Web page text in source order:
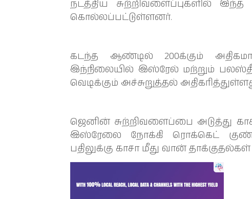
நடத்திய சுற்றிவளைப்புகளில்
கொல்லப்பட்டுள்ளனர்.
கடந்த ஆண்டில் 200க்கும்
இந்நிலையில் இஸ்ரேல் மற்றும்
வெடிக்கும் அச்சுறுத்தல்
ஜெனின் சுற்றிவளைப்பை அடுத்து
இஸ்ரேலை நோக்கி ரொக்கெட்
பதிலுக்கு காசா மீது வான் தாக்குதல்கள்